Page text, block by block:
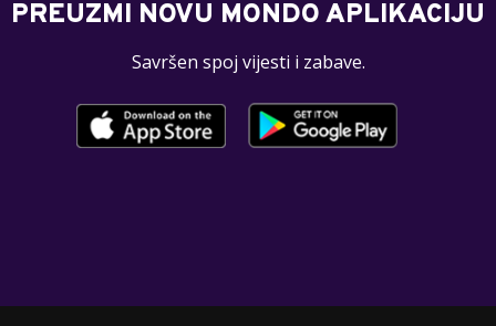
PREUZMI NOVU MONDO APLIKACIJU
Savršen spoj vijesti i zabave.